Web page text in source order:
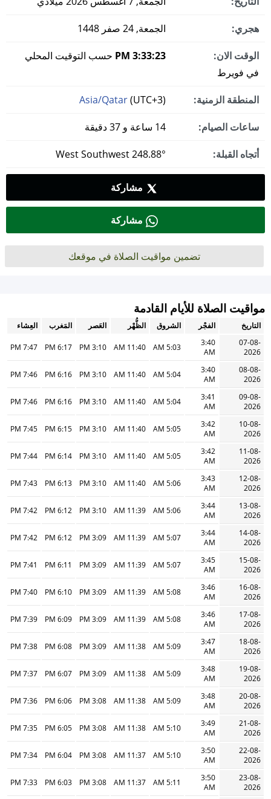
هجري: الجمعة, 24 صفر 1448
الوقت الان: 3:33:24 PM
حسب التوقيت المحلي
في فويرط
المنطقة الزمنية: Asia/Qatar(UTC+3)
ساعات الصيام:
أتجاه القبلة:
مشاركة
مشاركة
تضمين مواقيت الصلاة في موقعك
مواقيت الصلاة للأيام القادمة
التاريخ الفجْر الشروق الظُّهْر العَصر المَغرب
العِشاء
07-08-
2026
3:40
AM
5:03 AM
11:40 AM
3:10 PM
6:17 PM
7:47 PM
08-08-
2026
3:40
AM
5:04 AM
11:40 AM
3:10 PM
6:16 PM
7:46 PM
09-08-
2026
3:41
AM
5:04 AM
11:40 AM
3:10 PM
6:16 PM
7:46 PM
10-08-
2026
3:42
AM
5:05 AM
11:40 AM
3:10 PM
6:15 PM
7:45 PM
11-08-
2026
3:42
AM
5:05 AM
11:40 AM
3:10 PM
6:14 PM
7:44 PM
12-08-
2026
3:43
AM
5:06 AM
11:40 AM
3:10 PM
6:13 PM
7:43 PM
13-08-
2026
3:44
AM
5:06 AM
11:39 AM
3:10 PM
6:12 PM
7:42 PM
14-08-
2026
3:44
AM
5:07 AM
11:39 AM
3:09 PM
6:12 PM
7:42 PM
15-08-
2026
3:45
AM
5:07 AM
11:39 AM
3:09 PM
6:11 PM
7:41 PM
16-08-
2026
3:46
AM
5:08 AM
11:39 AM
3:09 PM
6:10 PM
7:40 PM
17-08-
2026
3:46
AM
5:08 AM
11:39 AM
3:09 PM
6:09 PM
7:39 PM
18-08-
2026
3:47
AM
5:09 AM
11:38 AM
3:09 PM
6:08 PM
7:38 PM
19-08-
2026
3:48
AM
5:09 AM
11:38 AM
3:09 PM
6:07 PM
7:37 PM
20-08-
2026
3:48
AM
5:09 AM
11:38 AM
3:08 PM
6:06 PM
7:36 PM
21-08-
2026
3:49
AM
5:10 AM
11:38 AM
3:08 PM
6:05 PM
7:35 PM
22-08-
2026
3:50
AM
5:10 AM
11:37 AM
3:08 PM
6:04 PM
7:34 PM
23-08-
2026
3:50
AM
5:11 AM
11:37 AM
3:08 PM
6:03 PM
7:33 PM